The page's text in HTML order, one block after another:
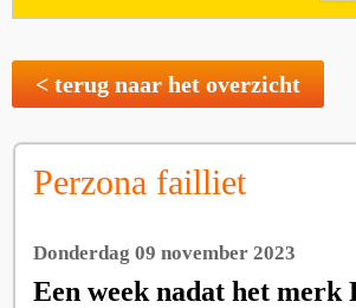
< terug naar het overzicht
Perzona failliet
Donderdag 09 november 2023
Een week nadat het